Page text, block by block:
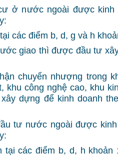
ở nước ngoài được kinh
các điểm b, d, g và h
giao thì được đầu tư
chuyển nhượng trong
khu công nghệ cao, khu
dựng để kinh doanh
tư nước ngoài được
tại các điểm b, d, h khoản